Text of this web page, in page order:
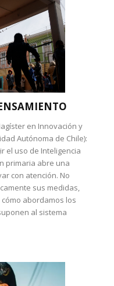
en Innovación y
Autónoma de Chile):
el uso de Inteligencia
primaria abre una
con atención. No
sus medidas,
abordamos los
al sistema